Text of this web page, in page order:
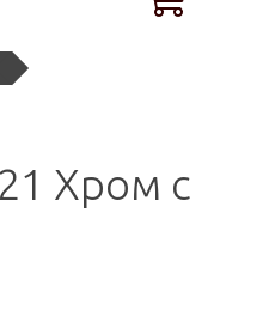
Хром с